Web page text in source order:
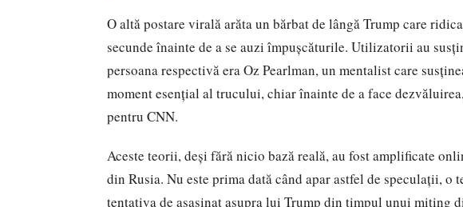
O altă postare virală arăta un bărbat de lângă Trump care
secunde înainte de a se auzi împușcăturile. Utilizatorii au
persoana respectivă era Oz Pearlman, un mentalist care
moment esențial al trucului, chiar înainte de a face
pentru CNN.
Aceste teorii, deși fără nicio bază reală, au fost amplificate
din Rusia. Nu este prima dată când apar astfel de speculații, o
tentativa de asasinat asupra lui Trump din timpul unui miting